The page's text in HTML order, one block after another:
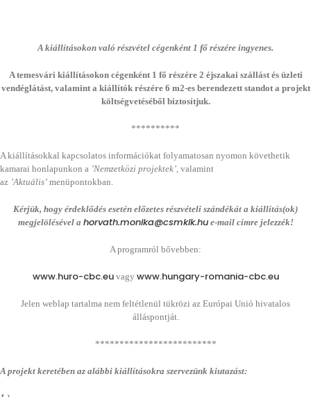
A kiállításokon való részvétel cégenként 1 fő részére ingyenes.
A temesvári kiállításokon cégenként 1 fő részére 2 éjszakai szállást és üzleti
vendéglátást, valamint a kiállítók részére 6 m2-es berendezett standot a projekt
költségvetéséből biztosítjuk.
**********
A kiállításokkal kapcsolatos információkat folyamatosan nyomon követhetik
kamarai honlapunkon a ’Nemzetközi projektek’, valamint
az ’Aktuális’ menüpontokban.
Kérjük, hogy érdeklődés esetén előzetes részvételi szándékát a kiállítás(ok)
megjelölésével a horvath.monika@csmkik.hue-mail címre jelezzék!
A programról bővebben:
www.huro-cbc.euvagy www.hungary-romania-cbc.eu
Jelen weblap tartalma nem feltétlenül tükrözi az Európai Unió hivatalos
álláspontját.
*************************
A projekt keretében az alábbi kiállításokra szervezünk kiutazást: